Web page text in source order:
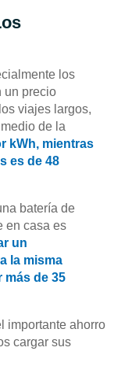
los
un precio
viajes largos,
de la
kWh, mientras
es de 48
batería de
en casa es
un
la misma
más de 35
importante ahorro
cargar sus